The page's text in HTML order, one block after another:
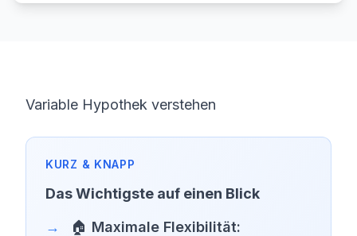
Variable Hypothek verstehen
Das Wichtigste auf einen Blick
🏠 Maximale Flexibilität: